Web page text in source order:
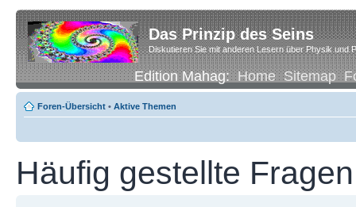
Das Prinzip des Seins
Diskutieren Sie mit anderen Lesern über Physik und
Edition Mahag:Home Sitemap
Foren-Übersicht • Aktive Themen
Häufig gestellte Fragen